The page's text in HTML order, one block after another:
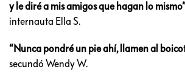
y le diré a mis amigos que hagan lo
internauta Ella S.
“Nunca pondré un pie ahí, llamen al
secundó Wendy W.